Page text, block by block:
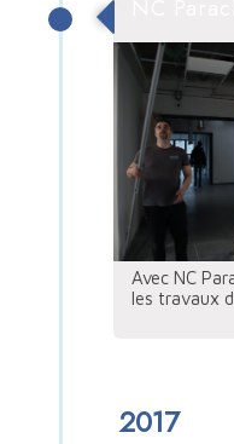
Avec NC
les travaux
2017